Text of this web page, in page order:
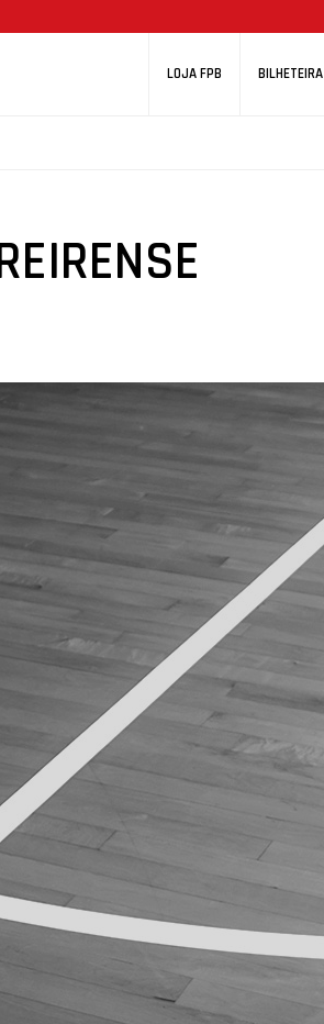
LOJA FPB BILHETEIRA